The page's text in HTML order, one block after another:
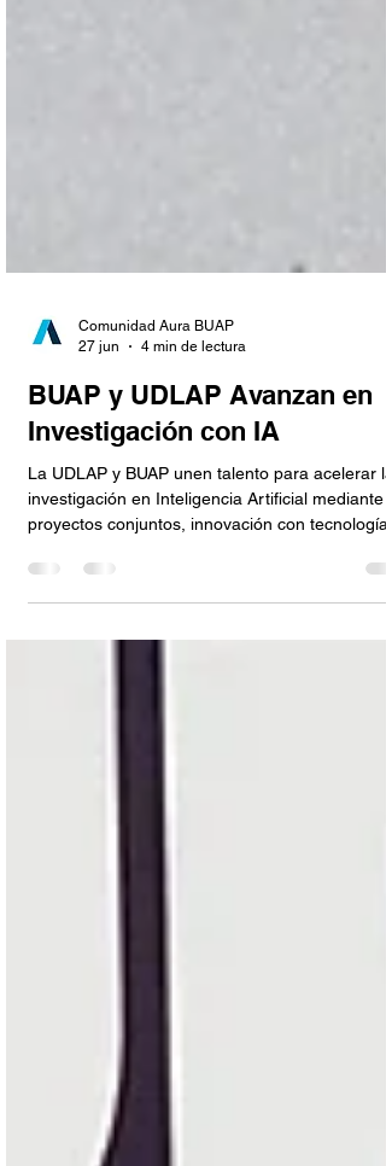
27 jun
4 min de lectura
BUAP y UDLAP Avanzan en
Investigación con IA
La UDLAP y BUAP unen talento para acelerar la
proyectos conjuntos, innovación con tecnología
frontera.